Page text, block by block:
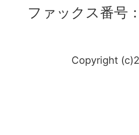
ファックス番号
Copyright